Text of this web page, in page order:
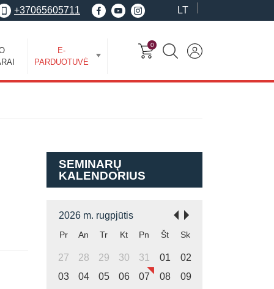
+37065605711 LT
E-
PARDUOTUVĖ
0
SEMINARŲ
KALENDORIUS
2026 m. rugpjūtis
Pr An Tr Kt Pn Št Sk
27 28 29 30 31 01
02
03
04 05 06 07 08
09